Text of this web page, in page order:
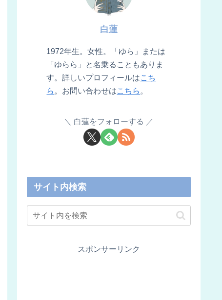
白蓮
1972年生。女性。「ゆら」または
「ゆらら」と名乗ることもありま
す。詳しいプロフィールはこち
ら 。お問い合わせはこちら 。
白蓮をフォローする
サイト内検索
スポンサーリンク